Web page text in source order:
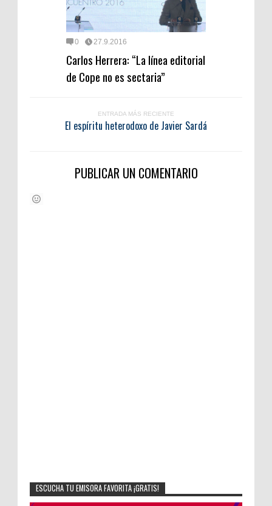
0 27.9.2016
Carlos Herrera: “La línea editorial
de Cope no es sectaria”
ENTRADA MÁS RECIENTE
El espíritu heterodoxo de Javier Sardá
PUBLICAR UN COMENTARIO
ESCUCHA TU EMISORA FAVORITA ¡GRATIS!